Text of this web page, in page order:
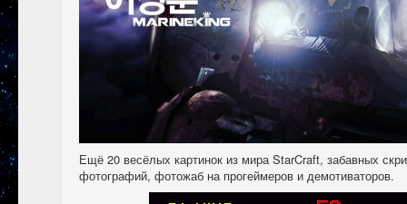
Ещё 20 весёлых картинок из мира StarCraft, забавных
фотографий, фотожаб на прогеймеров и демотиваторов.